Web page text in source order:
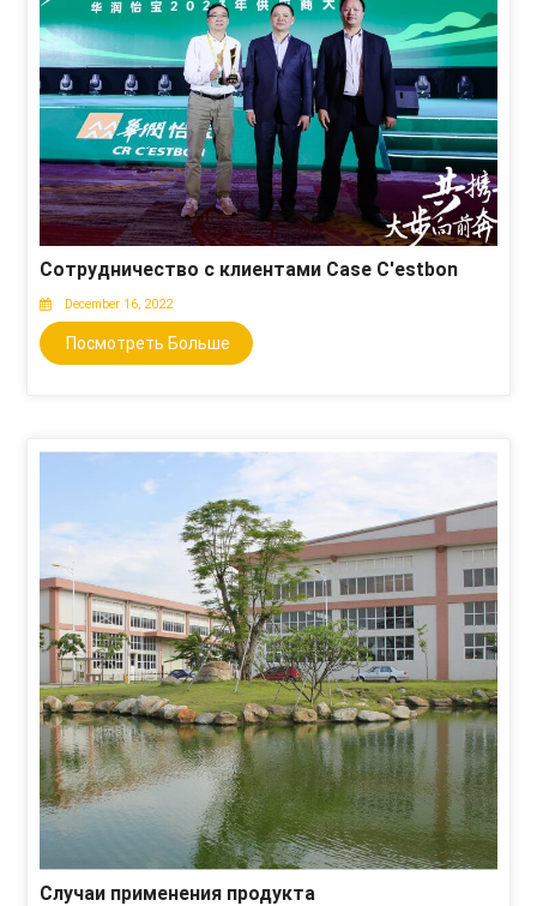
Сотрудничество с клиентами Case C'estbon
December 16, 2022
Посмотреть Больше
Случаи применения продукта